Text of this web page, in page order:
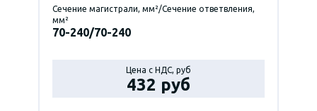
Сечение магистрали, мм²/Сечение ответвления,
мм²
70-240/70-240
Цена с НДС, руб
432 руб